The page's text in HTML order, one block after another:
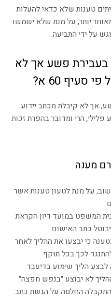
טענות שלא כדאי להעלות
יותר, על מנת שלא ישמשו
על ידי התביעה.
פשע אך לא
60 א?
אך לא קיבלת מכתב יידוע
הרי ומדובר בהפרת זכות
מענה
על מנת לטעון טענות אשר
המשפט במועד דיון הקראת
כתב האישום.
כי יבצעו את ההליך לאחר
לכך בכל תוקף.
הליך שימוע בדיעבד
לא יבוצע "בנפש חפצה"
החלטה על הגשת כתב